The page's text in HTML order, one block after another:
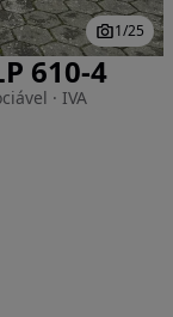
1/25
610-4
· IVA